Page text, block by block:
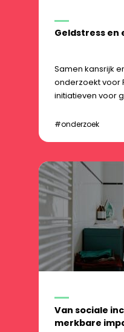
Geldstress en
Samen kansrijk
onderzoekt voor
initiatieven voor
#onderzoek
Van sociale
merkbare